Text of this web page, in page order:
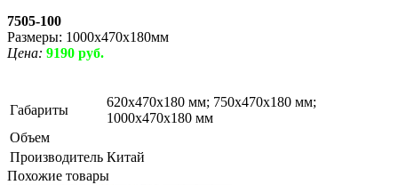
7505-100
Размеры: 1000х470х180мм
Цена: 9190 руб.
Габариты
620х470х180 мм; 750х470х180 мм;
1000х470х180 мм
Объем
Производитель Китай
Похожие товары